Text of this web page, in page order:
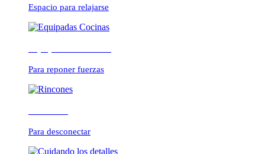
Previous Next
Espacio para relajarse
Para reponer fuerzas
Para desconectar